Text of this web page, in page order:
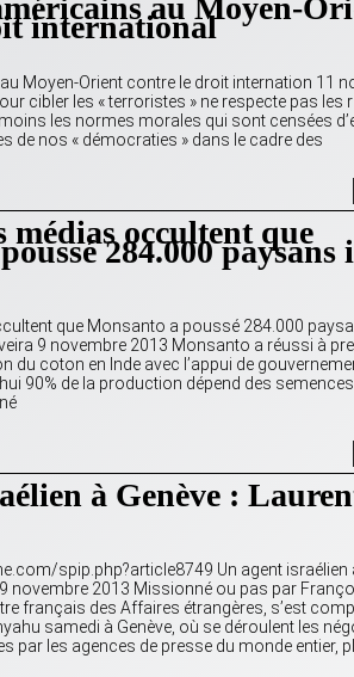
au Moyen-
international
Moyen-Orient contre le droit internation 11
cibler les « terroristes » ne respecte pas les
les normes morales qui sont censées
de nos « démocraties » dans le cadre des
médias occultent que
284.000 paysans
que Monsanto a poussé 284.000
9 novembre 2013 Monsanto a réussi à
du coton en Inde avec l’appui de
90% de la production dépend des
à Genève :
spip.php?article8749 Un agent israélien
9 novembre 2013 Missionné ou pas par
français des Affaires étrangères, s’est
samedi à Genève, où se déroulent les
par les agences de presse du monde entier,